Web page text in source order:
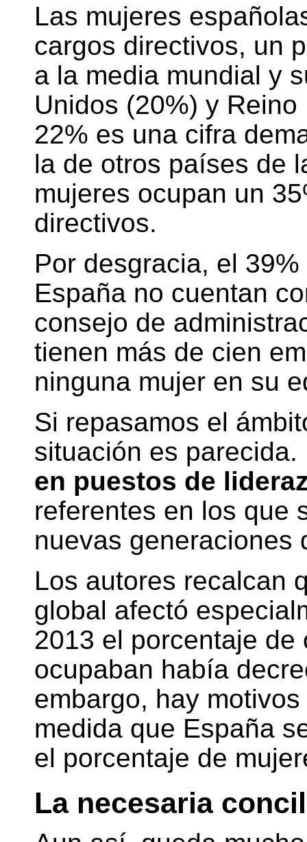
Las mujeres
cargos directivos, un
a la media mundial y
Unidos (20%) y
22% es una cifra
la de otros países de
mujeres ocupan un
directivos.
Por desgracia, el
España no cuentan
consejo de
tienen más de cien
ninguna mujer en su
Si repasamos el
situación es
en puestos de
referentes en los que
nuevas generaciones
Los autores recalcan
global afectó
2013 el porcentaje
ocupaban había
embargo, hay
medida que España
el porcentaje de
La necesaria